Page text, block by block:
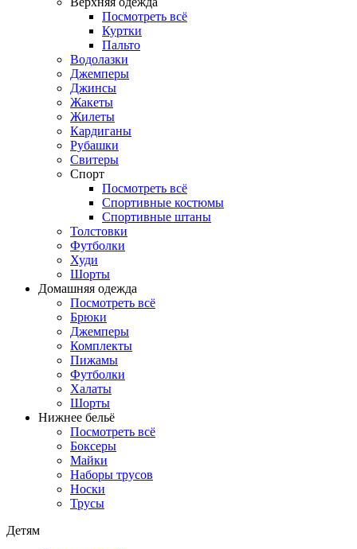
Посмотреть всё
Куртки
Пальто
Водолазки
Джемперы
Джинсы
Жакеты
Жилеты
Кардиганы
Рубашки
Свитеры
Спорт
Посмотреть всё
Спортивные костюмы
Спортивные штаны
Толстовки
Футболки
Худи
Шорты
Домашняя одежда
Посмотреть всё
Брюки
Джемперы
Комплекты
Пижамы
Футболки
Халаты
Шорты
Нижнее бельё
Посмотреть всё
Боксеры
Майки
Наборы трусов
Носки
Трусы
Детям